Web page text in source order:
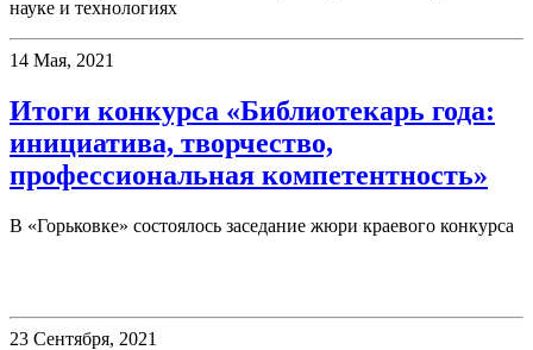
науке и технологиях
14 Мая, 2021
Итоги конкурса «Библиотекарь года:
инициатива, творчество,
профессиональная компетентность»
В «Горьковке» состоялось заседание жюри краевого конкурса
23 Сентября, 2021